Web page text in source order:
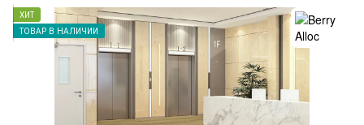
ХИТ
ТОВАР В НАЛИЧИИ